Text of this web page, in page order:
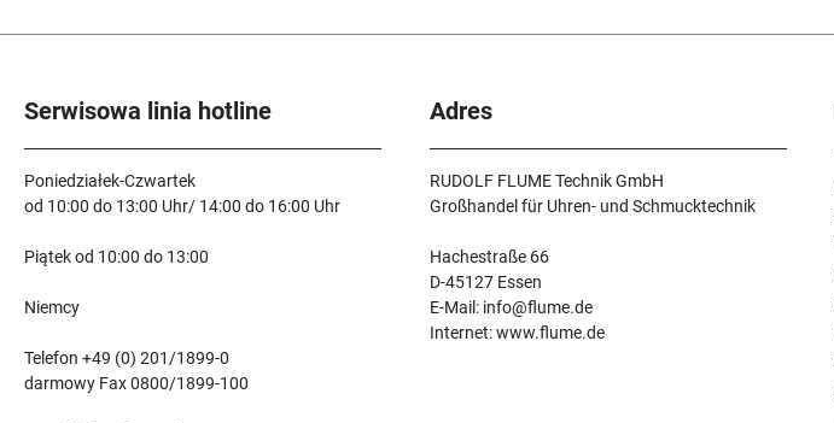
Serwisowa linia hotline
Poniedziałek-Czwartek
od 10:00 do 13:00 Uhr/ 14:00 do 16:00 Uhr
Piątek od 10:00 do 13:00
Niemcy
Telefon +49 (0) 201/1899-0
darmowy Fax 0800/1899-100
Adres
RUDOLF FLUME Technik GmbH
Großhandel für Uhren- und Schmucktechnik
Hachestraße 66
D-45127 Essen
E-Mail: info@flume.de
Internet: www.flume.de